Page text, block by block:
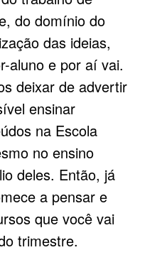
do domínio do
das ideias,
aluno e por aí vai.
deixar de advertir
ensinar
na Escola
no ensino
deles. Então, já
a pensar e
que você vai
trimestre.